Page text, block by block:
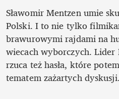
Sławomir Mentzen umie
Polski. I to nie tylko
brawurowymi rajdami na
wiecach wyborczych.
rzuca też hasła, które
tematem zażartych dyskusji.